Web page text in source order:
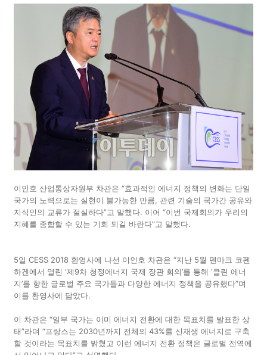
이인호 산업통상자원부 차관은 “효과적인 에너지 정책의 변화는 단일
국가의 노력으로는 실현이 불가능한 만큼, 관련 기술의 국가간 공유와
지식인의 교류가 절실하다”고 말했다. 이어 “이번 국제회의가 우리의
지혜를 종합할 수 있는 기회 되길 바란다”고 말했다.
5일 CESS 2018 환영사에 나선 이인호 차관은 “지난 5월 덴마크 코펜
하겐에서 열린 ‘제9차 청정에너지 국제 장관 회의’를 통해 ‘클린 에너
지’를 향한 글로벌 주요 국가들과 다양한 에너지 정책을 공유했다”며
이를 환영사에 담았다.
이 차관은 “일부 국가는 이미 에너지 전환에 대한 목표치를 발표한 상
태”라며 “프랑스는 2030년까지 전체의 43%를 신재생 에너지로 구축
할 것이라는 목표치를 밝혔고 이런 에너지 전환 정책은 글로벌 전역에